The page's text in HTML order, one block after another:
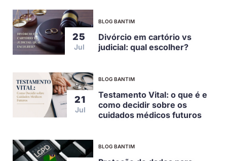
25
Jul
BLOG BANTIM
Divórcio em cartório vs
judicial: qual escolher?
21
Jul
BLOG BANTIM
Testamento Vital: o que é e
como decidir sobre os
cuidados médicos futuros
BLOG BANTIM